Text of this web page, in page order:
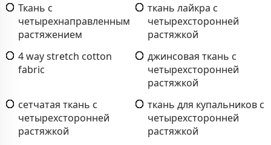
Ткань с
четырехнаправленным
растяжением
ткань лайкра с
четырехсторонней
растяжкой
4 way stretch cotton
fabric
джинсовая ткань с
четырехсторонней
растяжкой
сетчатая ткань с
четырехсторонней
растяжкой
ткань для купальников с
четырехсторонней
растяжкой